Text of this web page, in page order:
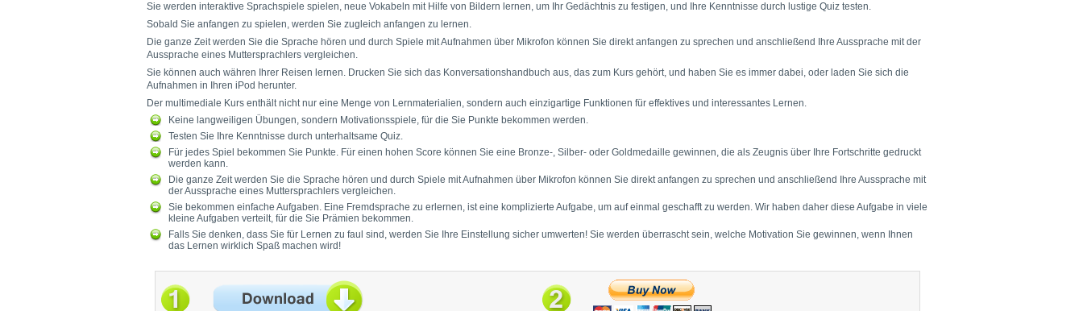
Sie werden interaktive Sprachspiele spielen, neue Vokabeln mit Hilfe von Bildern lernen, um Ihr Gedächtnis zu festigen, und Ihre Kenntnisse durch lustige Quiz testen.
Sobald Sie anfangen zu spielen, werden Sie zugleich anfangen zu lernen.
Die ganze Zeit werden Sie die Sprache hören und durch Spiele mit Aufnahmen über Mikrofon können Sie direkt anfangen zu sprechen und anschließend Ihre Aussprache mit der
Aussprache eines Muttersprachlers vergleichen.
Sie können auch währen Ihrer Reisen lernen. Drucken Sie sich das Konversationshandbuch aus, das zum Kurs gehört, und haben Sie es immer dabei, oder laden Sie sich die
Aufnahmen in Ihren iPod herunter.
Der multimediale Kurs enthält nicht nur eine Menge von Lernmaterialien, sondern auch einzigartige Funktionen für effektives und interessantes Lernen.
Keine langweiligen Übungen, sondern Motivationsspiele, für die Sie Punkte bekommen werden.
Testen Sie Ihre Kenntnisse durch unterhaltsame Quiz.
Für jedes Spiel bekommen Sie Punkte. Für einen hohen Score können Sie eine Bronze-, Silber- oder Goldmedaille gewinnen, die als Zeugnis über Ihre Fortschritte gedruckt
werden kann.
Die ganze Zeit werden Sie die Sprache hören und durch Spiele mit Aufnahmen über Mikrofon können Sie direkt anfangen zu sprechen und anschließend Ihre Aussprache mit
der Aussprache eines Muttersprachlers vergleichen.
Sie bekommen einfache Aufgaben. Eine Fremdsprache zu erlernen, ist eine komplizierte Aufgabe, um auf einmal geschafft zu werden. Wir haben daher diese Aufgabe in viele
kleine Aufgaben verteilt, für die Sie Prämien bekommen.
Falls Sie denken, dass Sie für Lernen zu faul sind, werden Sie Ihre Einstellung sicher umwerten! Sie werden überrascht sein, welche Motivation Sie gewinnen, wenn Ihnen
das Lernen wirklich Spaß machen wird!